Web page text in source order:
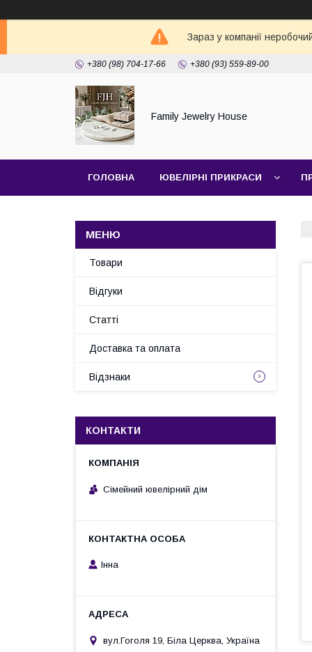
Зараз у компанії
+380 (98) 704-17-66 +380 (93) 559-89-00
Family Jewelry House
ГОЛОВНА ЮВЕЛІРНІ ПРИКРАСИ
Товари
Відгуки
Статті
Доставка та оплата
Відзнаки
КОНТАКТИ
Сімейний ювелірний дім
Інна
вул.Гоголя 19, Біла Церква, Україна